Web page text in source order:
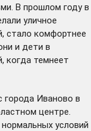
В прошлом году в
уличное
стало комфортнее
и дети в
когда темнеет
города Иваново в
центре.
условий